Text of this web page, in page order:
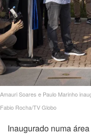
Amauri Soares e Paulo Marinho
Fabio Rocha/TV Globo
Inaugurado numa